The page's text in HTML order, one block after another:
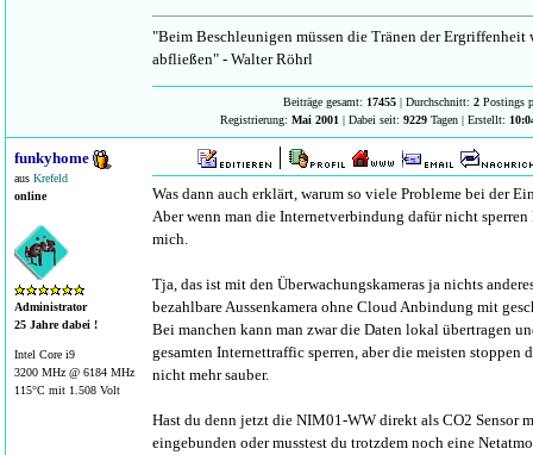
"Beim Beschleunigen müssen die Tränen der Ergriffenheit
abfließen" - Walter Röhrl
Beiträge gesamt: 17455 | Durchschnitt: 2 Postings
Registrierung: Mai 2001 | Dabei seit: 9229Tagen | Erstellt:
funkyhome
aus Krefeld
online
Administrator
25 Jahre dabei !
Intel Core i9
3200 MHz @ 6184 MHz
115°C mit 1.508 Volt
Was dann auch erklärt, warum so viele Probleme bei der
Aber wenn man die Internetverbindung dafür nicht sperren
mich.
Tja, das ist mit den Überwachungskameras ja nichts
bezahlbare Aussenkamera ohne Cloud Anbindung mit
Bei manchen kann man zwar die Daten lokal übertragen
gesamten Internettraffic sperren, aber die meisten stoppen
nicht mehr sauber.
Hast du denn jetzt die NIM01-WW direkt als CO2 Sensor
eingebunden oder musstest du trotzdem noch eine